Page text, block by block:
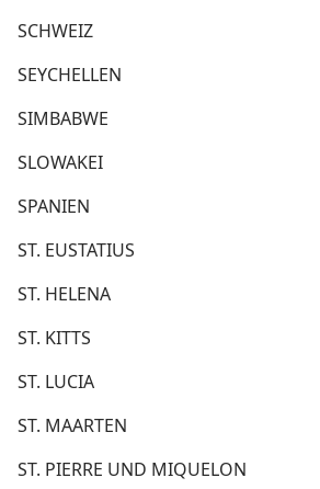
SCHWEIZ
SEYCHELLEN
SIMBABWE
SLOWAKEI
SPANIEN
ST. EUSTATIUS
ST. HELENA
ST. KITTS
ST. LUCIA
ST. MAARTEN
ST. PIERRE UND MIQUELON